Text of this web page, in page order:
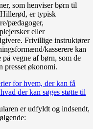
som henviser børn til
er typisk
pædagoger,
eller
Frivillige instruktører
kasserere kan
på vegne af børn, som de
presset økonomi.
for hvem, der kan få
der kan søges støtte til
er udfyldt og indsendt,